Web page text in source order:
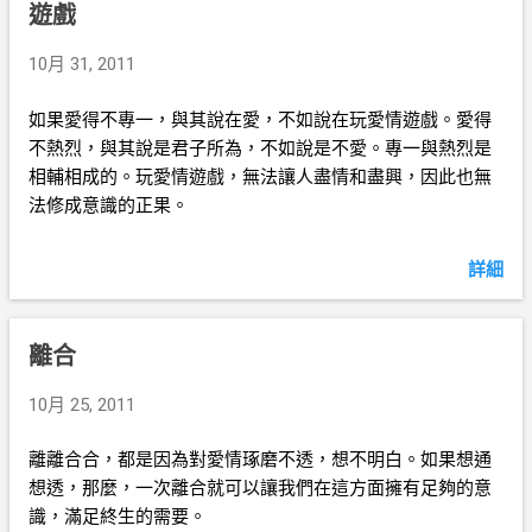
遊戲
10月 31, 2011
如果愛得不專一，與其說在愛，不如說在玩愛情遊戲。愛得
不熱烈，與其說是君子所為，不如說是不愛。專一與熱烈是
相輔相成的。玩愛情遊戲，無法讓人盡情和盡興，因此也無
法修成意識的正果。
詳細
離合
10月 25, 2011
離離合合，都是因為對愛情琢磨不透，想不明白。如果想通
想透，那麼，一次離合就可以讓我們在這方面擁有足夠的意
識，滿足終生的需要。